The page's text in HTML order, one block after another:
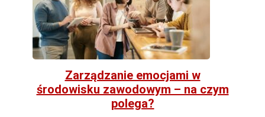
Zarządzanie emocjami w
środowisku zawodowym – na czym
polega?